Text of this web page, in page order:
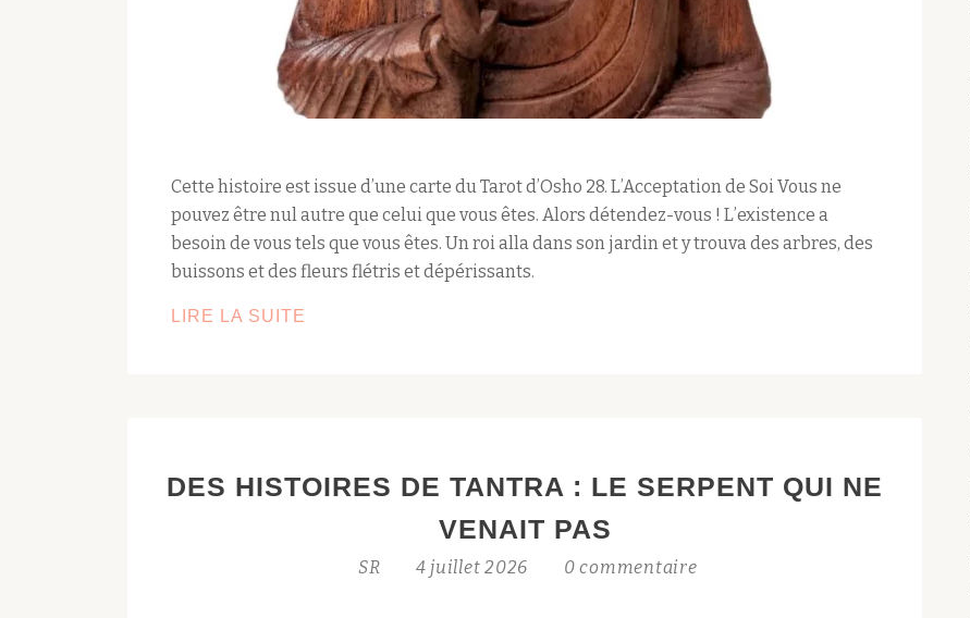
Cette histoire est issue d’une carte du Tarot d’Osho 28. L’Acceptation de Soi Vous ne
pouvez être nul autre que celui que vous êtes. Alors détendez-vous ! L’existence a
besoin de vous tels que vous êtes. Un roi alla dans son jardin et y trouva des arbres, des
buissons et des fleurs flétris et dépérissants.
LIRE LA SUITE
VOUS
BOUDDHA
DES HISTOIRES DE TANTRA : LE SERPENT QUI NE
VENAIT PAS
SR 4 juillet 2026 0 commentaire